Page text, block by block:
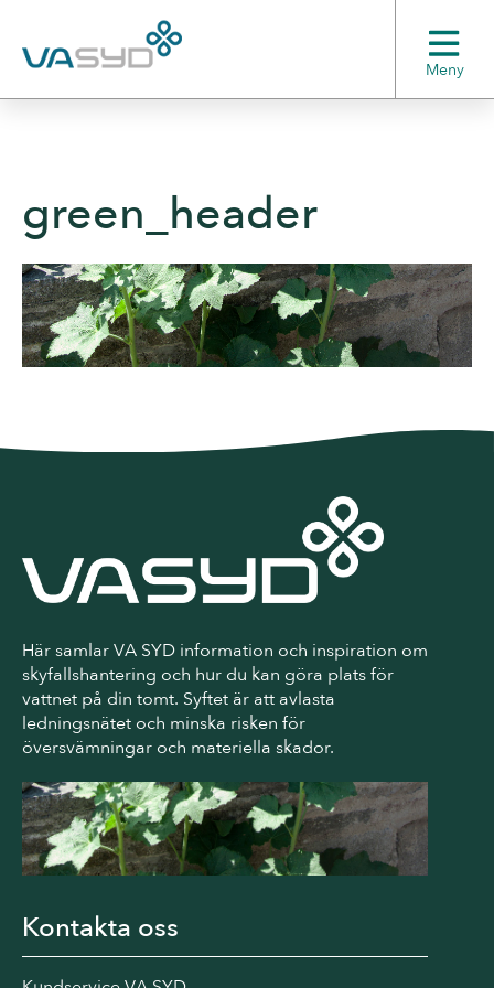
Meny
green_header
Kontakta oss
Här samlar VA SYD information och inspiration om
skyfallshantering och hur du kan göra plats för
vattnet på din tomt. Syftet är att avlasta
ledningsnätet och minska risken för
översvämningar och materiella skador.